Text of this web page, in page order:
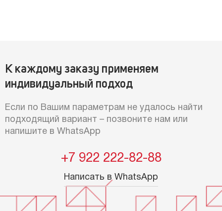
К каждому заказу применяем
индивидуальный подход
Если по Вашим параметрам не удалось найти
подходящий вариант – позвоните нам или
напишите в WhatsApp
+7 922 222-82-88
Написать в WhatsApp